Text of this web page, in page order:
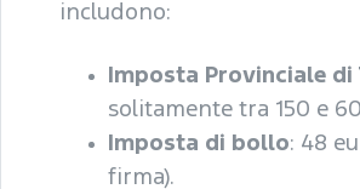
includono:
Imposta Provinciale di
solitamente tra 150 e
Imposta di bollo: 48
firma).